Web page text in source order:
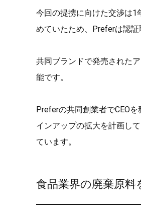
今回の提携に向けた交渉は
めていたため、Preferは認証
共同ブランドで発売された
能です。
Preferの共同創業者でCEOを
インアップの拡大を計画し
ています。
食品業界の廃棄原